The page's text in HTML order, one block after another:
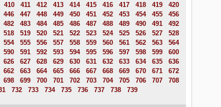
410 411 412 413 414 415 416 417 418 419
420
446 447 448 449 450 451 452 453 454 455
456
482 483 484 485 486 487 488 489 490 491
492
518 519 520 521 522 523 524 525 526 527
528
554 555 556 557 558 559 560 561 562 563
564
590 591 592 593 594 595 596 597 598 599
600
626 627 628 629 630 631 632 633 634 635
636
662 663 664 665 666 667 668 669 670 671
672
698 699 700 701 702 703 704 705 706 707
708
732 733 734 735 736 737 738 739